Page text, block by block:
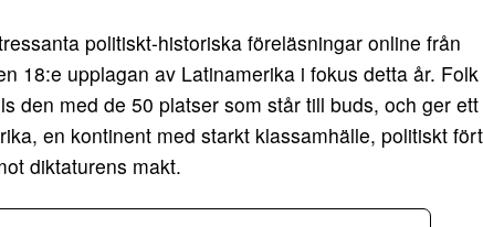
politiskt-historiska föreläsningar online från
18:e upplagan av Latinamerika i fokus detta år.
den med de 50 platser som står till buds, och ger ett
en kontinent med starkt klassamhälle, politiskt
diktaturens makt.